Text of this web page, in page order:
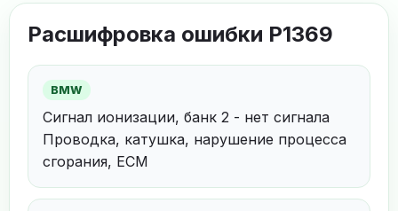
Расшифровка ошибки P1369
BMW
Сигнал ионизации, банк 2 - нет сигнала
Проводка, катушка, нарушение процесса
сгорания, ECM